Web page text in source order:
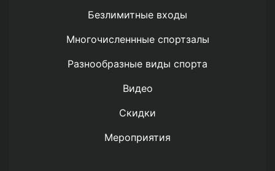
Безлимитные входы
Многочисленнные спортзалы
Разнообразные виды спорта
Видео
Скидки
Мероприятия